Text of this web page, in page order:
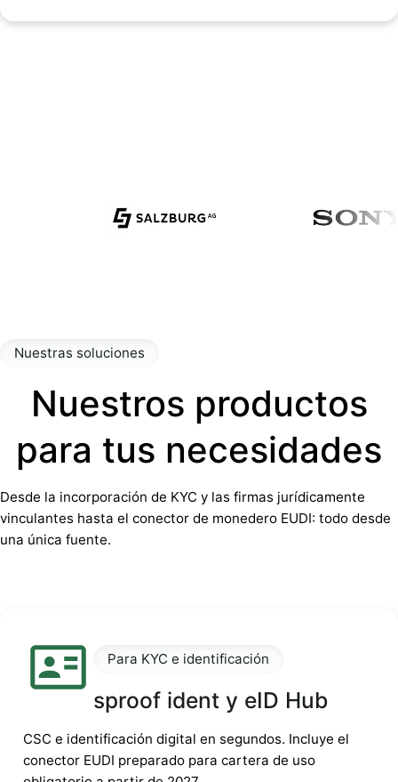
Nuestras soluciones
Nuestros productos
para tus necesidades
Desde la incorporación de KYC y las firmas jurídicamente
vinculantes hasta el conector de monedero EUDI: todo desde
una única fuente.
Para KYC e identificación
sproof ident y eID Hub
CSC e identificación digital en segundos. Incluye el
conector EUDI preparado para cartera de uso